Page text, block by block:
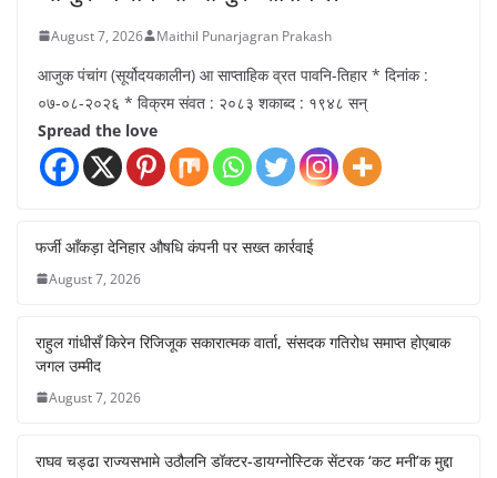
August 7, 2026 Maithil Punarjagran Prakash
आजुक पंचांग (सूर्योदयकालीन) आ साप्ताहिक व्रत पावनि-तिहार * दिनांक :
०७-०८-२०२६ * विक्रम संवत : २०८३ शकाब्द : १९४८ सन्
Spread the love
फर्जी आँकड़ा देनिहार औषधि कंपनी पर सख्त कार्रवाई
August 7, 2026
राहुल गांधीसँ किरेन रिजिजूक सकारात्मक वार्ता, संसदक गतिरोध समाप्त होएबाक
जगल उम्मीद
August 7, 2026
राघव चड्ढा राज्यसभामे उठौलनि डॉक्टर-डायग्नोस्टिक सेंटरक ‘कट मनी’क मुद्दा